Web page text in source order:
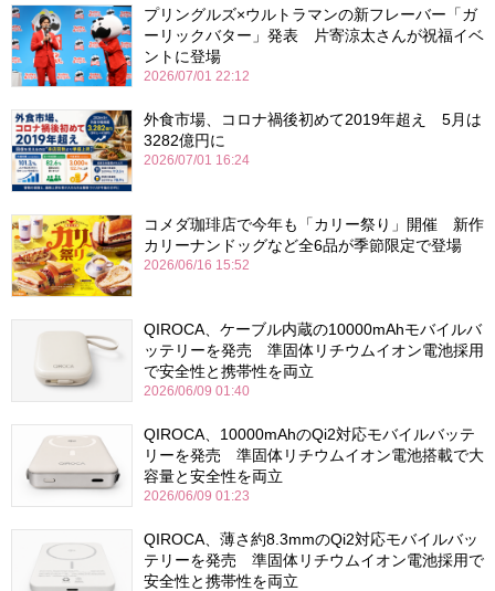
プリングルズ×ウルトラマンの新フレーバー「ガ
ーリックバター」発表 片寄涼太さんが祝福イベ
ントに登場
2026/07/01 22:12
外食市場、コロナ禍後初めて2019年超え 5月は
3282億円に
2026/07/01 16:24
コメダ珈琲店で今年も「カリー祭り」開催 新作
カリーナンドッグなど全6品が季節限定で登場
2026/06/16 15:52
QIROCA、ケーブル内蔵の10000mAhモバイルバ
ッテリーを発売 準固体リチウムイオン電池採用
で安全性と携帯性を両立
2026/06/09 01:40
QIROCA、10000mAhのQi2対応モバイルバッテ
リーを発売 準固体リチウムイオン電池搭載で大
容量と安全性を両立
2026/06/09 01:23
QIROCA、薄さ約8.3mmのQi2対応モバイルバッ
テリーを発売 準固体リチウムイオン電池採用で
安全性と携帯性を両立